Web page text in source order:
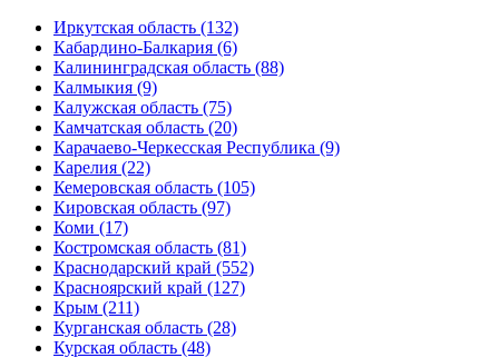
Иркутская область (132)
Кабардино-Балкария (6)
Калининградская область (88)
Калмыкия (9)
Калужская область (75)
Камчатская область (20)
Карачаево-Черкесская Республика (9)
Карелия (22)
Кемеровская область (105)
Кировская область (97)
Коми (17)
Костромская область (81)
Краснодарский край (552)
Красноярский край (127)
Крым (211)
Курганская область (28)
Курская область (48)